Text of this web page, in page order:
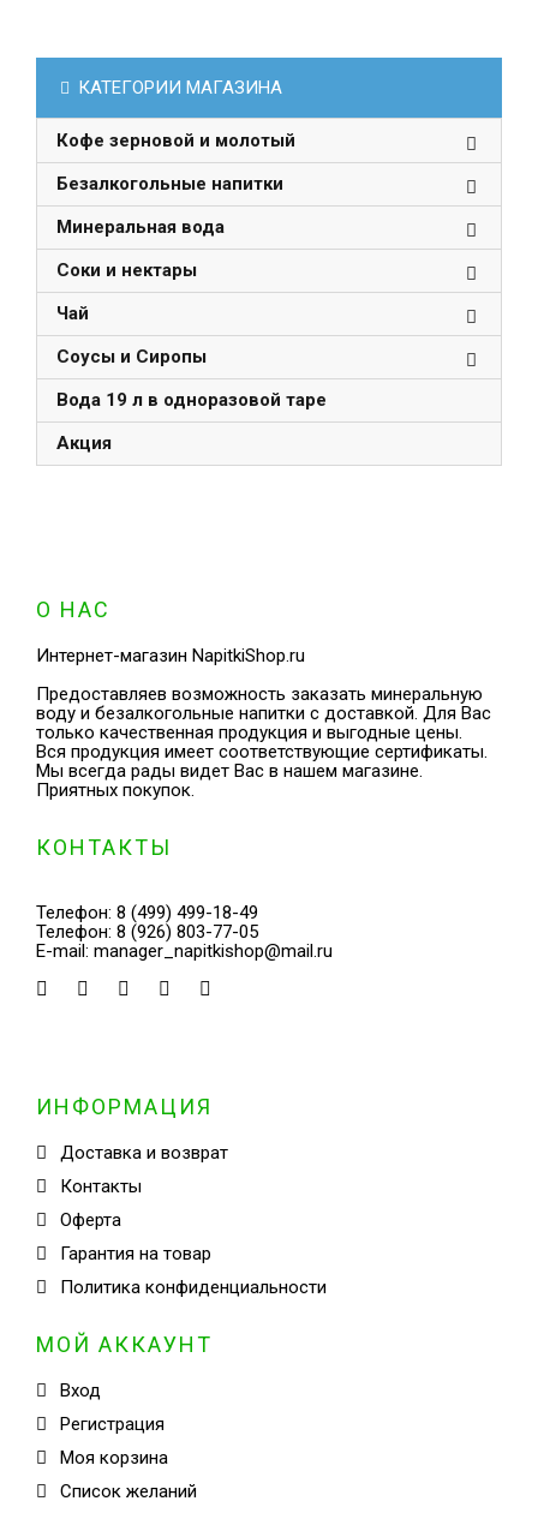
КАТЕГОРИИ МАГАЗИНА
Кофе зерновой и молотый
Безалкогольные напитки
Минеральная вода
Соки и нектары
Чай
Соусы и Сиропы
Вода 19 л в одноразовой таре
Акция
О НАС
Интернет-магазин NapitkiShop.ru
Предоставляев возможность заказать минеральную
воду и безалкогольные напитки с доставкой. Для Вас
только качественная продукция и выгодные цены.
Вся продукция имеет соответствующие сертификаты.
Мы всегда рады видет Вас в нашем магазине.
Приятных покупок.
КОНТАКТЫ
Телефон: 8 (499) 499-18-49
Телефон: 8 (926) 803-77-05
E-mail: manager_napitkishop@mail.ru
ИНФОРМАЦИЯ
Доставка и возврат
Контакты
Оферта
Гарантия на товар
Политика конфиденциальности
МОЙ АККАУНТ
Вход
Регистрация
Моя корзина
Cписок желаний